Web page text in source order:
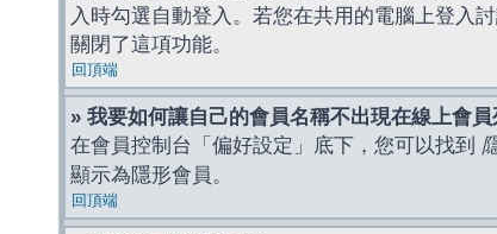
入時勾選自動登入。若您在共用的電腦上登入
關閉了這項功能。
回頂端
» 我要如何讓自己的會員名稱不出現在線上會員
在會員控制台「偏好設定」底下，您可以找到
顯示為隱形會員。
回頂端